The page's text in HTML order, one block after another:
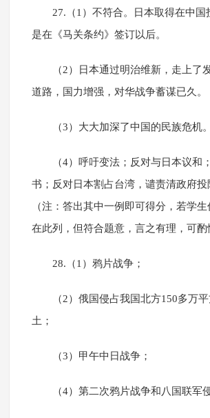
27.（1）不符合。日本取得在中国
是在《马关条约》签订以后。
（2）日本通过明治维新，走上了
道路，国力增强，对华战争蓄谋已久。
（3）大大加深了中国的民族危机。
（4）呼吁变法；反对与日本议和
书；反对日本割占台湾，谴责清政府投
（注：答出其中一例即可得分，若学
在此列，但符合题意，言之有理，可酌
28.（1）鸦片战争；
（2）俄国侵占我国北方150多万
土；
（3）甲午中日战争；
（4）第二次鸦片战争和八国联军